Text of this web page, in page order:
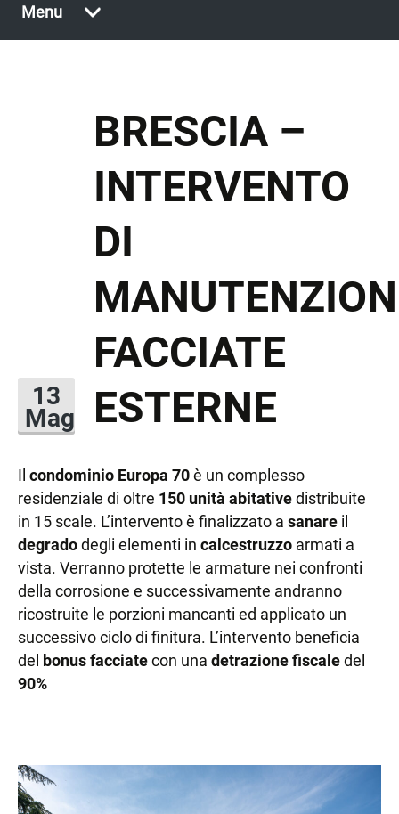
Menu
al
contenuto
BRESCIA –
INTERVENTO
DI
FACCIATE
ESTERNE
13
Mag
Il condominio Europa 70è un complesso
residenziale di oltre 150 unità abitativedistribuite
in 15 scale. L’intervento è finalizzato a sanare il
degradodegli elementi in calcestruzzo armati a
vista. Verranno protette le armature nei confronti
della corrosione e successivamente andranno
ricostruite le porzioni mancanti ed applicato un
successivo ciclo di finitura. L’intervento beneficia
del bonus facciatecon una detrazionefiscaledel
90%